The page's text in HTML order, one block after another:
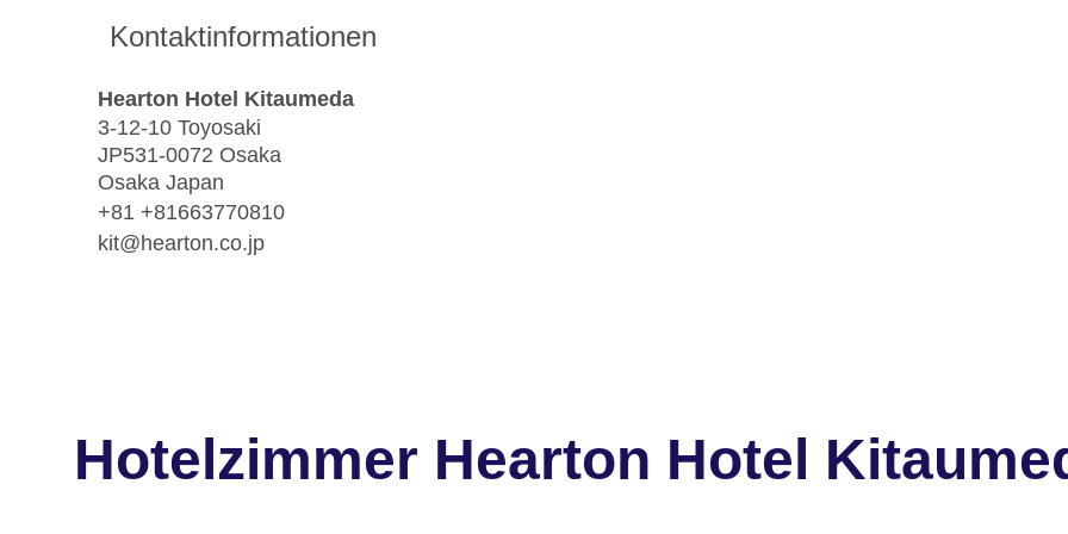
Kontaktinformationen
Hearton Hotel Kitaumeda
3-12-10 Toyosaki
JP531-0072 Osaka
Osaka Japan
+81 +81663770810
kit@hearton.co.jp
Hotelzimmer Hearton Hotel